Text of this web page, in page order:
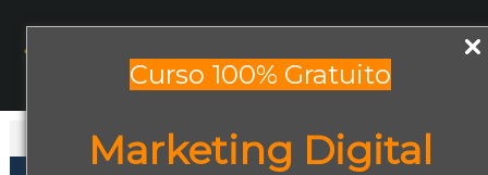
Curso 100% Gratuito
Marketing Digital
Todos os posts